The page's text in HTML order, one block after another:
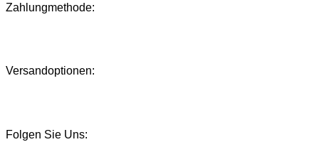
Zahlungmethode:
Versandoptionen:
Folgen Sie Uns: